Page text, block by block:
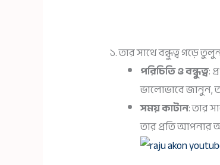
১. তার সাথে বন্ধুত্ব গড়ে
পরিচিতি ও বন্ধুত্ব:
ভালোভাবে জানুন,
সময় কাটান: তার
তার প্রতি আপনার